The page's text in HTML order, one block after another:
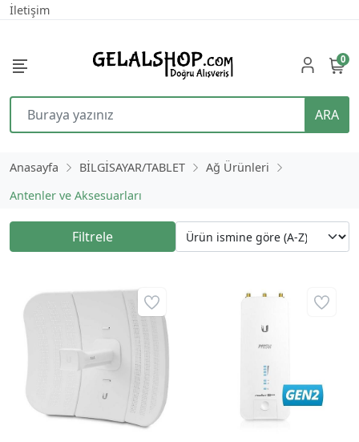
İletişim
ARA
0
Anasayfa BİLGİSAYAR/TABLET
Ağ Ürünleri
Antenler ve Aksesuarları
Filtrele